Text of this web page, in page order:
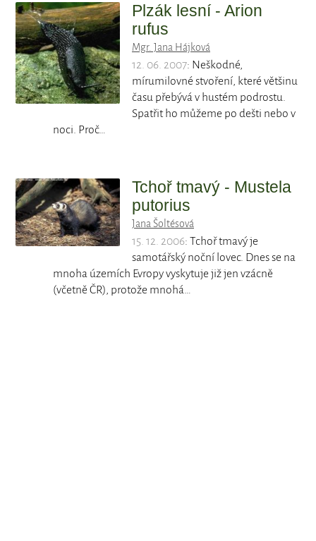
Plzák lesní - Arion
rufus
Mgr. Jana Hájková
12. 06. 2007: Neškodné,
mírumilovné stvoření, které většinu
času přebývá v hustém podrostu.
Spatřit ho můžeme po dešti nebo v
noci. Proč…
Tchoř tmavý - Mustela
putorius
Jana Šoltésová
15. 12. 2006: Tchoř tmavý je
samotářský noční lovec. Dnes se na
mnoha územích Evropy vyskytuje již jen vzácně
(včetně ČR), protože mnohá…